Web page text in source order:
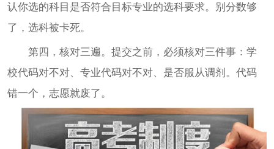
认你选的科目是否符合目标专业的选科要求。别分数够
了，选科被卡死。
第四，核对三遍。提交之前，必须核对三件事：学
校代码对不对、专业代码对不对、是否服从调剂。代码
错一个，志愿就废了。